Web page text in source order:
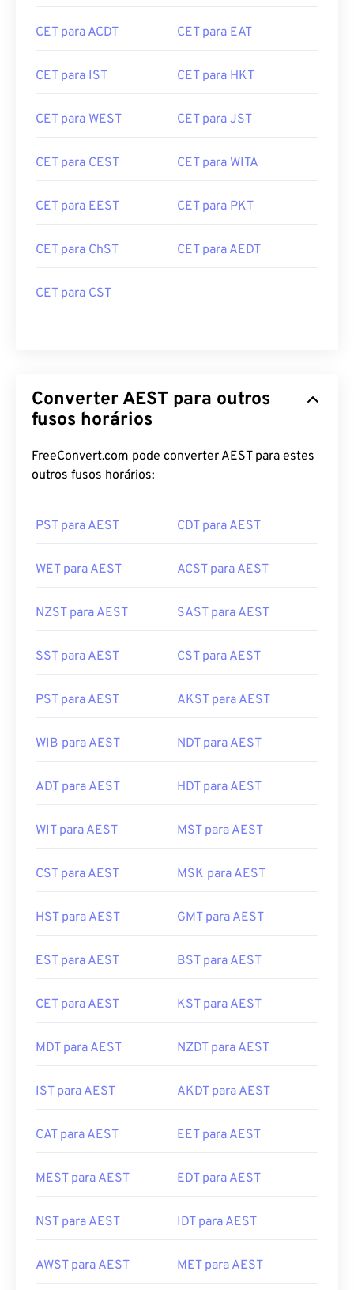
CET para ACDT CET para EAT
CET para IST CET para HKT
CET para WEST CET para JST
CET para CEST CET para WITA
CET para EEST CET para PKT
CET para ChST CET para AEDT
CET para CST
Converter AEST para outros
fusos horários
FreeConvert.com pode converter AEST para estes
outros fusos horários:
PST para AEST CDT para AEST
WET para AEST ACST para AEST
NZST para AEST SAST para AEST
SST para AEST CST para AEST
PST para AEST AKST para AEST
WIB para AEST NDT para AEST
ADT para AEST HDT para AEST
WIT para AEST MST para AEST
CST para AEST MSK para AEST
HST para AEST GMT para AEST
EST para AEST BST para AEST
CET para AEST KST para AEST
MDT para AEST NZDT para AEST
IST para AEST AKDT para AEST
CAT para AEST EET para AEST
MEST para AEST EDT para AEST
NST para AEST IDT para AEST
AWST para AEST MET para AEST